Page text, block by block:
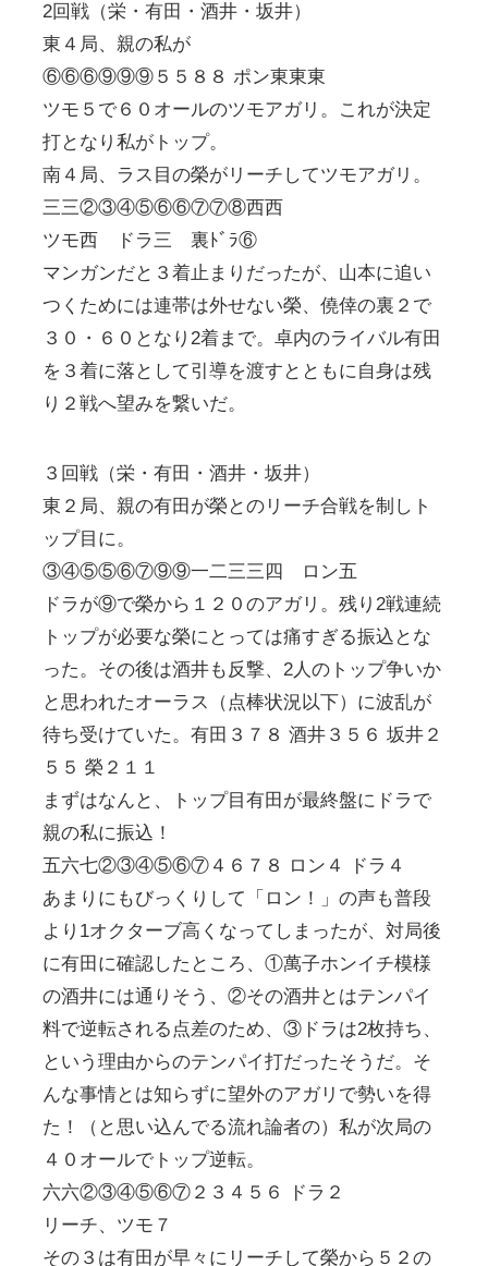
2回戦（栄・有田・酒井・坂井）
東４局、親の私が
⑥⑥⑥⑨⑨⑨５５８８ ポン東東東
ツモ５で６０オールのツモアガリ。これが決定
打となり私がトップ。
南４局、ラス目の榮がリーチしてツモアガリ。
三三②③④⑤⑥⑥⑦⑦⑧西西
ツモ西 ドラ三 裏ﾄﾞﾗ⑥
マンガンだと３着止まりだったが、山本に追い
つくためには連帯は外せない榮、僥倖の裏２で
３０・６０となり2着まで。卓内のライバル有田
を３着に落として引導を渡すとともに自身は残
り２戦へ望みを繋いだ。
３回戦（栄・有田・酒井・坂井）
東２局、親の有田が榮とのリーチ合戦を制しト
ップ目に。
③④⑤⑤⑥⑦⑨⑨一二三三四 ロン五
ドラが⑨で榮から１２０のアガリ。残り2戦連続
トップが必要な榮にとっては痛すぎる振込とな
った。その後は酒井も反撃、2人のトップ争いか
と思われたオーラス（点棒状況以下）に波乱が
待ち受けていた。有田３７８ 酒井３５６ 坂井２
５５ 榮２１１
まずはなんと、トップ目有田が最終盤にドラで
親の私に振込！
五六七②③④⑤⑥⑦４６７８ ロン４ ドラ４
あまりにもびっくりして「ロン！」の声も普段
より1オクターブ高くなってしまったが、対局後
に有田に確認したところ、①萬子ホンイチ模様
の酒井には通りそう、②その酒井とはテンパイ
料で逆転される点差のため、③ドラは2枚持ち、
という理由からのテンパイ打だったそうだ。そ
んな事情とは知らずに望外のアガリで勢いを得
た！（と思い込んでる流れ論者の）私が次局の
４０オールでトップ逆転。
六六②③④⑤⑥⑦２３４５６ ドラ２
リーチ、ツモ７
その３は有田が早々にリーチして榮から５２の